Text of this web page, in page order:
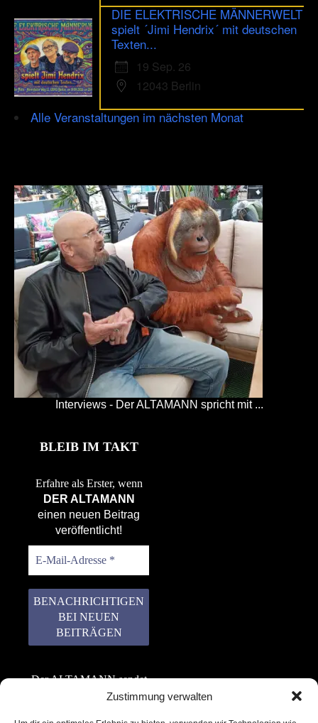
Zustimmung verwalten
DIE ELEKTRISCHE MÄNNERWELT
spielt ´Jimi Hendrix´ mit deutschen
Texten...
19 Sep. 26
12043 Berlin
Alle Veranstaltungen im nächsten Monat
Interviews - Der ALTAMANN spricht mit ...
BLEIB IM TAKT
Erfahre als Erster, wenn
DER ALTAMANN
einen neuen Beitrag
veröffentlicht!
Der ALTAMANN sendet
keinen Spam! Er gibt